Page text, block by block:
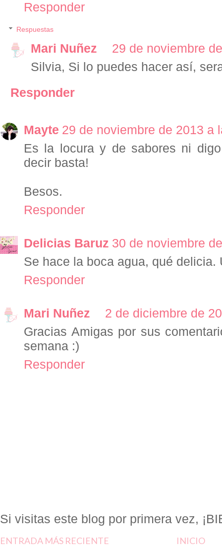
Responder
Respuestas
Mari Nuñez
29 de noviembre
Silvia, Si lo puedes hacer así,
Responder
Mayte 29 de noviembre de 2013 a
Es la locura y de sabores ni
decir basta!
Besos.
Responder
Delicias Baruz 30 de noviembre
Se hace la boca agua, qué delicia.
Responder
Mari Nuñez
2 de diciembre de
Gracias Amigas por sus
semana :)
Responder
Si visitas este blog por primera vez,
ENTRADA MÁS RECIENTE INICIO